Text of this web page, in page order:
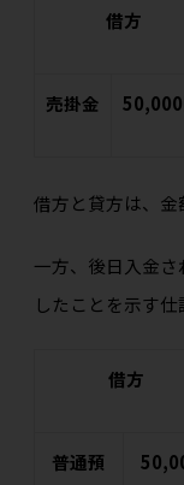
借方
売掛金
借方と貸方は、金
一方、後日入金
したことを示す仕
借方
普通預